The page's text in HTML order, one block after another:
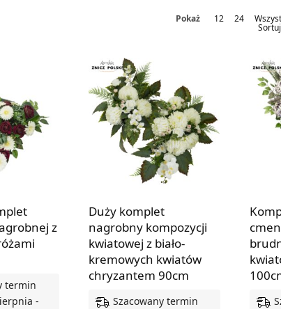
Pokaż 12 24
z
termin
-
Duży komplet
nagrobny kompozycji
kwiatowej z biało-
kremowych kwiatów
chryzantem 90cm
Szacowany termin